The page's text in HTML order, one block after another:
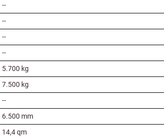
--
--
--
--
5.700 kg
7.500 kg
--
6.500 mm
14,4 qm